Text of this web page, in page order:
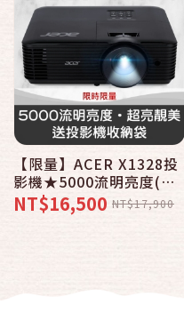
【限量】ACER X1328投
影機★5000流明亮度(送
原廠背包)
NT$16,500 NT$17,900